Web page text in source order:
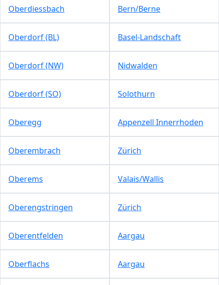
Oberdiessbach Bern/Berne
Oberdorf (BL) Basel-Landschaft
Oberdorf (NW) Nidwalden
Oberdorf (SO) Solothurn
Oberegg Appenzell Innerrhoden
Oberembrach Zürich
Oberems Valais/Wallis
Oberengstringen Zürich
Oberentfelden Aargau
Oberflachs Aargau